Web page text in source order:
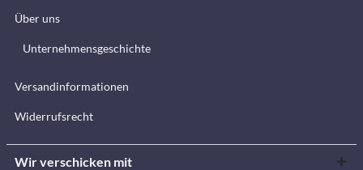
Über uns
Unternehmensgeschichte
Versandinformationen
Widerrufsrecht
Wir verschicken mit